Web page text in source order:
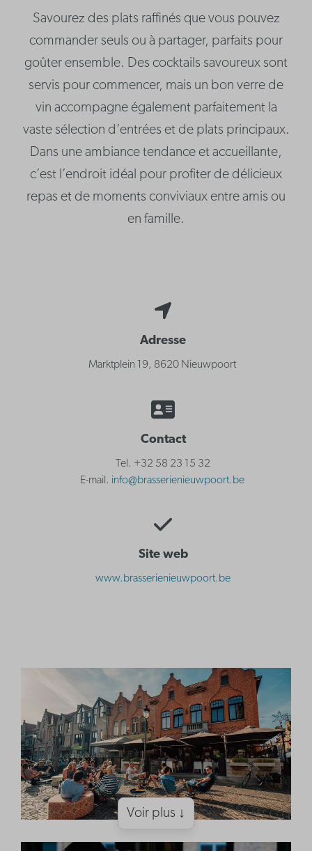
Savourez des plats raffinés que vous pouvez
commander seuls ou à partager, parfaits pour
goûter ensemble. Des cocktails savoureux sont
servis pour commencer, mais un bon verre de
vin accompagne également parfaitement la
vaste sélection d’entrées et de plats principaux.
Dans une ambiance tendance et accueillante,
c’est l’endroit idéal pour profiter de délicieux
repas et de moments conviviaux entre amis ou
en famille.
Adresse
Marktplein 19, 8620 Nieuwpoort
Contact
Tel. +32 58 23 15 32
E-mail. info@brasserienieuwpoort.be
Site web
www.brasserienieuwpoort.be
Voir plus ↓